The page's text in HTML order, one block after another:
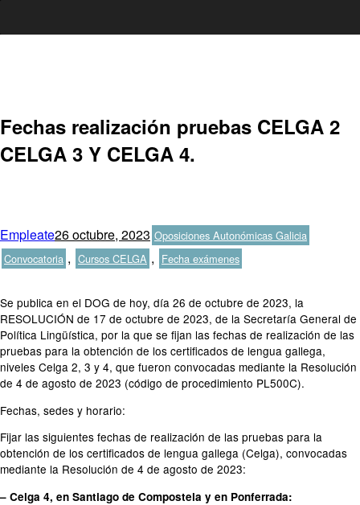
contenido
Fechas realización pruebas CELGA 2
CELGA 3 Y CELGA 4.
Autor
EmpleatePublicado
el
26 octubre, 2023 Categorías
Oposiciones Autonómicas Galicia
Convocatoria , Cursos CELGA , Fecha exámenes
Se publica en el DOG de hoy, día 26 de octubre de 2023, la
RESOLUCIÓN de 17 de octubre de 2023, de la Secretaría General de
Política Lingüística, por la que se fijan las fechas de realización de las
pruebas para la obtención de los certificados de lengua gallega,
niveles Celga 2, 3 y 4, que fueron convocadas mediante la Resolución
de 4 de agosto de 2023 (código de procedimiento PL500C).
Fechas, sedes y horario:
Fijar las siguientes fechas de realización de las pruebas para la
obtención de los certificados de lengua gallega (Celga), convocadas
mediante la Resolución de 4 de agosto de 2023:
– Celga 4, en Santiago de Compostela y en Ponferrada: